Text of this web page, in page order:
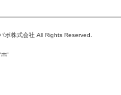
ボ株式会社 All Rights Reserved.